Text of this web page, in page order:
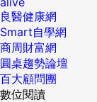
良醫健康網
Smart自學網
商周財富網
圓桌趨勢論壇
百大顧問團
數位閱讀